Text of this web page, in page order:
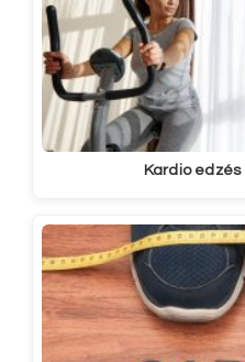
Kardio edzés